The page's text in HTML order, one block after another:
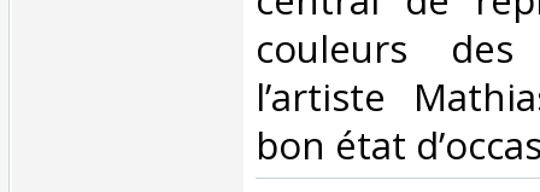
couleurs
l’artiste
bon état